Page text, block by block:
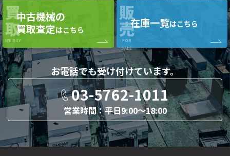
買
取
WE BUY
中古機械の
買取査定はこちら
販
売
FOR
SALE
在庫一覧はこちら
お電話でも受け付けています。
03-5762-1011
営業時間：平日9:00〜18:00